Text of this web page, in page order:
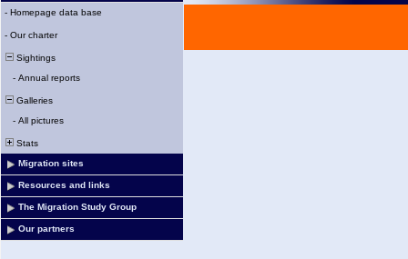
- Homepage data base
- Our charter
Sightings
- Annual reports
Galleries
- All pictures
Stats
Migration sites
Resources and links
The Migration Study Group
Our partners